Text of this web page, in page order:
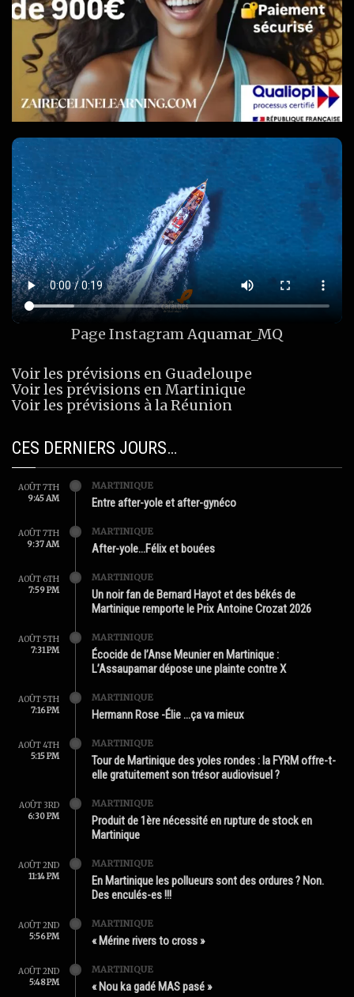
Page InstagramAquamar_MQ
Voir les prévisions en Guadeloupe
Voir les prévisions en Martinique
Voir les prévisions à la Réunion
CES DERNIERS JOURS…
AOÛT 7TH
9:45 AM
MARTINIQUE
Entre after-yole et after-gynéco
AOÛT 7TH
9:37 AM
MARTINIQUE
After-yole…Félix et bouées
AOÛT 6TH
7:59 PM
MARTINIQUE
Un noir fan de Bernard Hayot et des békés de
Martinique remporte le Prix Antoine Crozat 2026
AOÛT 5TH
7:31 PM
MARTINIQUE
Écocide de l’Anse Meunier en Martinique :
L’Assaupamar dépose une plainte contre X
AOÛT 5TH
7:16 PM
MARTINIQUE
Hermann Rose -Élie …ça va mieux
AOÛT 4TH
5:15 PM
MARTINIQUE
Tour de Martinique des yoles rondes : la FYRM offre-t-
elle gratuitement son trésor audiovisuel ?
AOÛT 3RD
6:30 PM
MARTINIQUE
Produit de 1ère nécessité en rupture de stock en
Martinique
AOÛT 2ND
11:14 PM
MARTINIQUE
En Martinique les pollueurs sont des ordures ? Non.
Des enculés-es !!!
AOÛT 2ND
5:56 PM
MARTINIQUE
« Mérine rivers to cross »
AOÛT 2ND
5:48 PM
MARTINIQUE
« Nou ka gadé MAS pasé »